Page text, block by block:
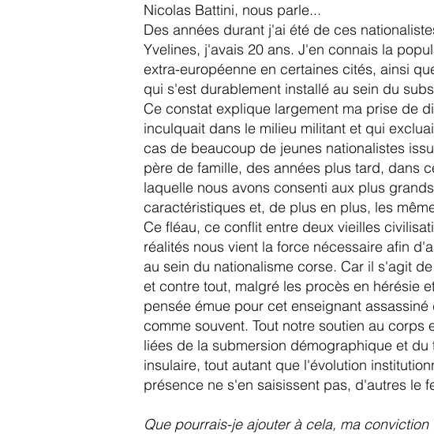
Nicolas Battini, nous parle...
Des années durant j'ai été de ces
Yvelines, j'avais 20 ans. J'en connais la
extra-européenne en certaines cités, ainsi
qui s'est durablement installé au sein du
Ce constat explique largement ma prise de
inculquait dans le milieu militant et qui
cas de beaucoup de jeunes nationalistes
père de famille, des années plus tard, dans
laquelle nous avons consenti aux plus
caractéristiques et, de plus en plus, les
Ce fléau, ce conflit entre deux vieilles
réalités nous vient la force nécessaire afin
au sein du nationalisme corse. Car il s'agit
et contre tout, malgré les procès en hérésie
pensée émue pour cet enseignant
comme souvent. Tout notre soutien au
liées de la submersion démographique et
insulaire, tout autant que l'évolution
présence ne s'en saisissent pas, d'autres le
Que pourrais-je ajouter à cela, ma